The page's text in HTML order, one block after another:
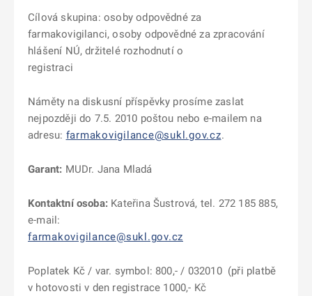
Cílová skupina: osoby odpovědné za
farmakovigilanci, osoby odpovědné za zpracování
hlášení NÚ, držitelé rozhodnutí o
registraci
Náměty na diskusní příspěvky prosíme zaslat
nejpozději do 7.5. 2010 poštou nebo e-mailem na
adresu: farmakovigilance@sukl.gov.cz.
Garant: MUDr. Jana Mladá
Kontaktní osoba: Kateřina Šustrová, tel. 272 185 885,
e-mail:
farmakovigilance@sukl.gov.cz
Poplatek Kč / var. symbol: 800,- / 032010 (při platbě
v hotovosti v den registrace 1000,- Kč